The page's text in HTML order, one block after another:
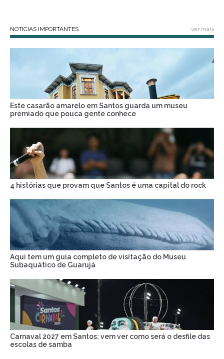
NOTÍCIAS IMPORTANTES ver mais
Este casarão amarelo em Santos guarda um museu
premiado que pouca gente conhece
4 histórias que provam que Santos é uma capital do rock
Aqui tem um guia completo de visitação do Museu
Subaquático de Guarujá
Carnaval 2027 em Santos: vem ver como será o desfile das
escolas de samba